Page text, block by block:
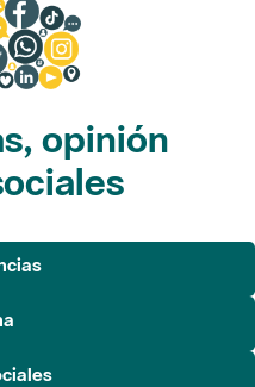
opinión